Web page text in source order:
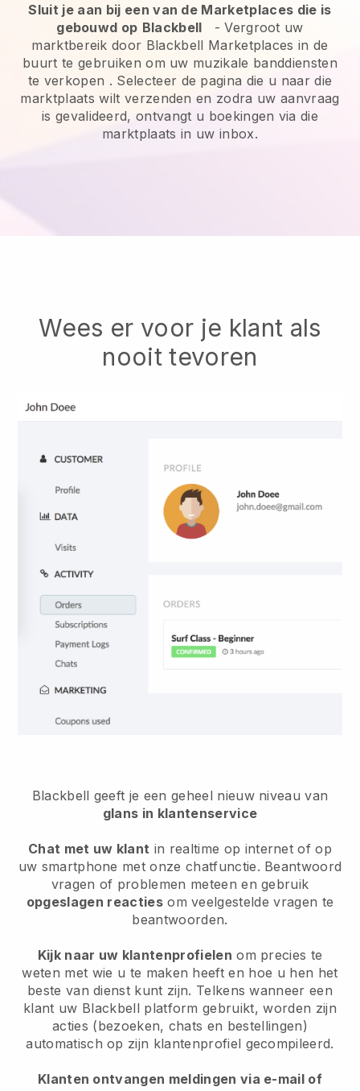
Sluit je aan bij een van de Marketplaces die is
gebouwd op Blackbell -Vergroot uw
marktbereik door Blackbell Marketplaces in de
buurt te gebruiken om uw muzikale banddiensten
te verkopen . Selecteer de pagina die u naar die
marktplaats wilt verzenden en zodra uw aanvraag
is gevalideerd, ontvangt u boekingen via die
marktplaats in uw inbox.
Wees er voor je klant als
nooit tevoren
Blackbell geeft je een geheel nieuw niveau van
glans in klantenservice
Chat met uw klant in realtime op internet of op
uw smartphone met onze chatfunctie. Beantwoord
vragen of problemen meteen en gebruik
opgeslagen reactiesom veelgestelde vragen te
beantwoorden.
Kijk naar uw klantenprofielen om precies te
weten met wie u te maken heeft en hoe u hen het
beste van dienst kunt zijn. Telkens wanneer een
klant uw Blackbell platform gebruikt, worden zijn
acties (bezoeken, chats en bestellingen)
automatisch op zijn klantenprofiel gecompileerd.
Klanten ontvangen meldingen via e-mail of